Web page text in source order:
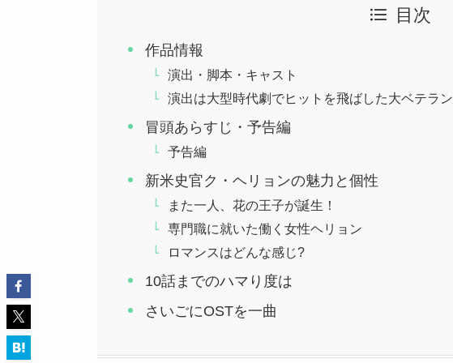
目次
作品情報
演出・脚本・キャスト
演出は大型時代劇でヒットを飛ばした大ベテラン
冒頭あらすじ・予告編
予告編
新米史官ク・ヘリョンの魅力と個性
また一人、花の王子が誕生！
専門職に就いた働く女性ヘリョン
ロマンスはどんな感じ?
10話までのハマり度は
さいごにOSTを一曲